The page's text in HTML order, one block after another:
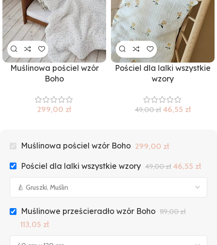
Muślinowa pościel wzór
Boho
299,00 zł
Pościel dla lalki wszystkie
wzory
49,00zł 46,55 zł
Muślinowa pościel wzór Boho 299,00 zł
Pościel dla lalki wszystkie wzory 49,00zł 46,55 zł
Muślinowe prześcieradło wzór Boho 119,00zł
113,05 zł